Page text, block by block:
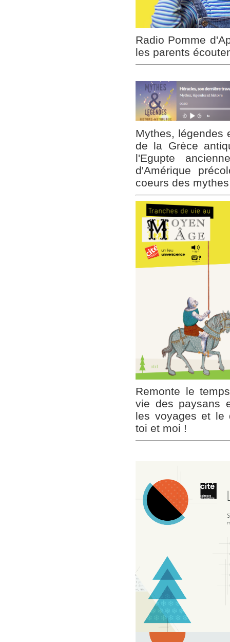
Radio Pomme
les parents
Mythes, légendes
de la Grèce
l'Egupte
d'Amérique
coeurs des
Remonte le
vie des paysans
les voyages et le
toi et moi !